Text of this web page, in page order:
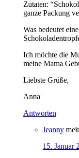
Zutaten:
ganze Packung
Was bedeutet
Ich möchte die
meine Mama
Liebste Grüße,
Anna
Antworten
Jeanny
15. Januar